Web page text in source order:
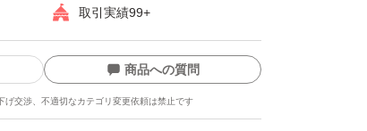
取引実績99+
商品への質問
げ交渉、不適切なカテゴリ変更依頼は禁止です